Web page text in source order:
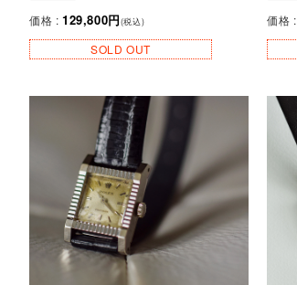
価格 : 129,800円(税込)
SOLD OUT
価格 :